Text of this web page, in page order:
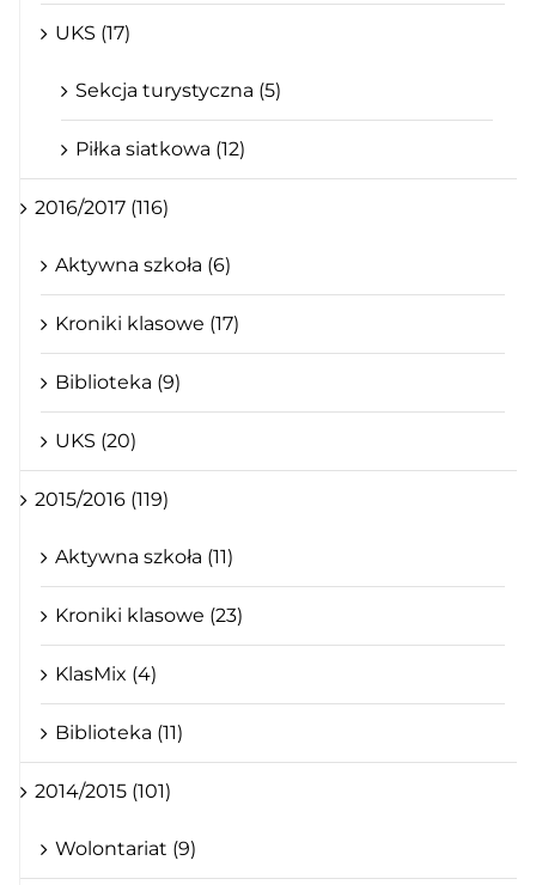
UKS (17)
Sekcja turystyczna (5)
Piłka siatkowa (12)
2016/2017 (116)
Aktywna szkoła (6)
Kroniki klasowe (17)
Biblioteka (9)
UKS (20)
2015/2016 (119)
Aktywna szkoła (11)
Kroniki klasowe (23)
KlasMix (4)
Biblioteka (11)
2014/2015 (101)
Wolontariat (9)